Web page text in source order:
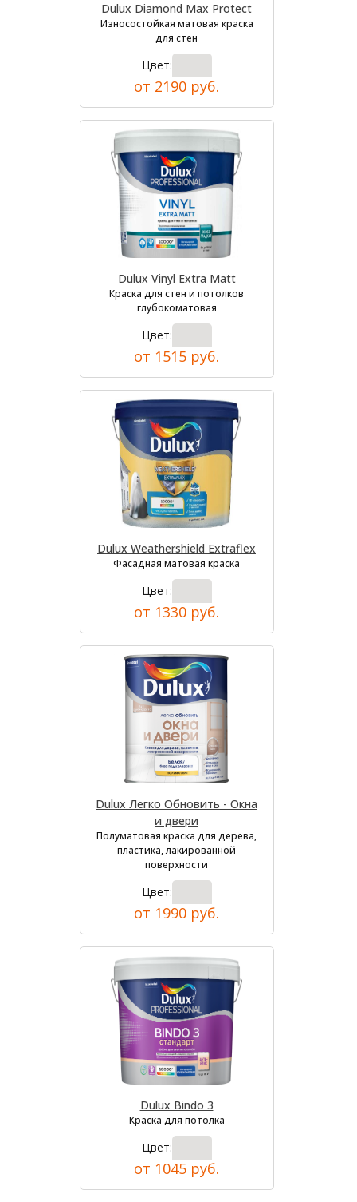
Dulux Diamond Max Protect
Износостойкая матовая краска
для стен
Цвет:
от 2190 руб.
Dulux Vinyl Extra Matt
Краска для стен и потолков
глубокоматовая
Цвет:
от 1515 руб.
Dulux Weathershield Extraflex
Фасадная матовая краска
Цвет:
от 1330 руб.
Dulux Легко Обновить - Окна
и двери
Полуматовая краска для дерева,
пластика, лакированной
поверхности
Цвет:
от 1990 руб.
Dulux Bindo 3
Краска для потолка
Цвет:
от 1045 руб.